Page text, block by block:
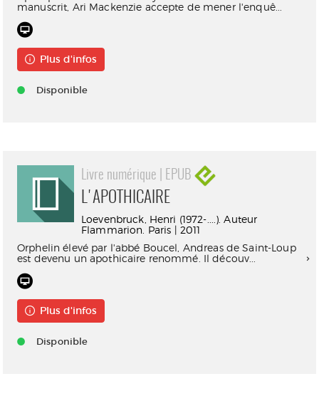
manuscrit, Ari Mackenzie accepte de mener l'enquê...
Plus d'infos
Disponible
Livre numérique | EPUB
L'APOTHICAIRE
Loevenbruck, Henri (1972-....). Auteur
Flammarion. Paris | 2011
Orphelin élevé par l'abbé Boucel, Andreas de Saint-Loup
est devenu un apothicaire renommé. Il découv...
Plus d'infos
Disponible